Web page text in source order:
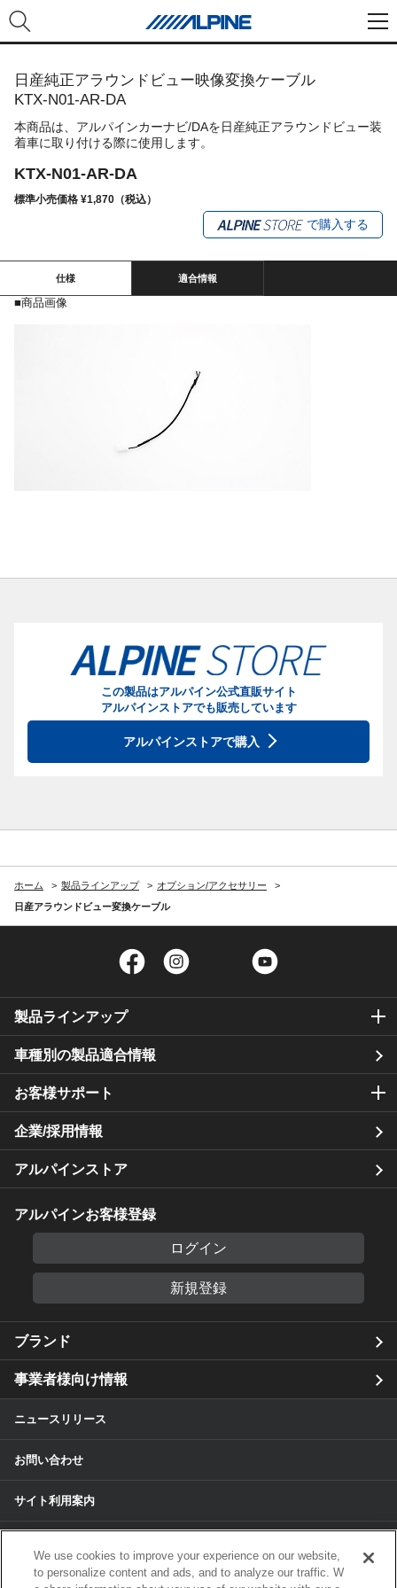
日産純正アラウンドビュー映像変換ケーブル
KTX-N01-AR-DA
本商品は、アルパインカーナビ/DAを日産純正アラウンドビュー装
着車に取り付ける際に使用します。
KTX-N01-AR-DA
標準小売価格 ¥1,870（税込）
で購入する
仕様 適合情報
■商品画像
この製品はアルパイン公式直販サイト
アルパインストアでも販売しています
アルパインストアで購入
ホーム 製品ラインアップ
オプション/アクセサリー
日産アラウンドビュー変換ケーブル
Facebook Twitter
製品ラインアップ
車種別の製品適合情報
お客様サポート
企業/採用情報
アルパインストア
アルパインお客様登録
ログイン
新規登録
ブランド
事業者様向け情報
ニュースリリース
お問い合わせ
サイト利用案内
個人情報のお取扱いについて
We use cookies to improve your experience on our website,
to personalize content and ads, and to analyze our traffic. W